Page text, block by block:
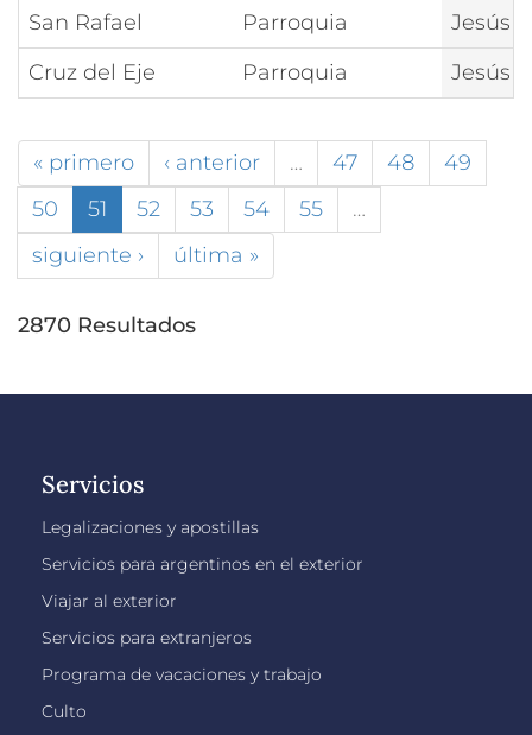
San Rafael
Parroquia
Jesús
Cruz del Eje
Parroquia Jesús
« primero ‹ anterior … 47 48
49
50
51 52 53 54 55
…
siguiente ›
última »
2870 Resultados
Servicios
Legalizaciones y apostillas
Servicios para argentinos en el exterior
Viajar al exterior
Servicios para extranjeros
Programa de vacaciones y trabajo
Culto